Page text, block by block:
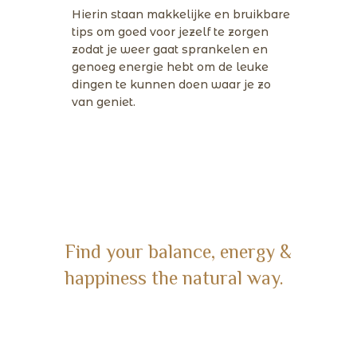
Hierin staan makkelijke en bruikbare
tips om goed voor jezelf te zorgen
zodat je weer gaat sprankelen en
genoeg energie hebt om de leuke
dingen te kunnen doen waar je zo
van geniet.
Find your balance, energy &
happiness the natural way.